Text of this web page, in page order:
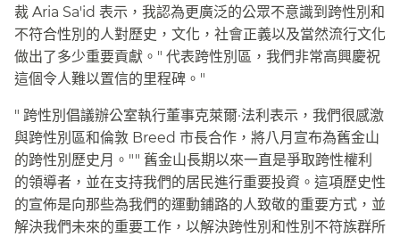
裁 Aria Sa'id 表示，我認為更廣泛的公眾不意識到跨性別和
不符合性別的人對歷史，文化，社會正義以及當然流行文化
做出了多少重要貢獻。" 代表跨性別區，我們非常高興慶祝
這個令人難以置信的里程碑。"​​
" 跨性別倡議辦公室執行董事克萊爾·法利表示，我們很感激
與跨性別區和倫敦 Breed 市長合作，將八月宣布為舊金山
的跨性別歷史月。"" 舊金山長期以來一直是爭取跨性權利
的領導者，並在支持我們的居民進行重要投資。這項歷史性
的宣佈是向那些為我們的運動鋪路的人致敬的重要方式，並
解決我們未來的重要工作，以解決跨性別和性別不符族群所